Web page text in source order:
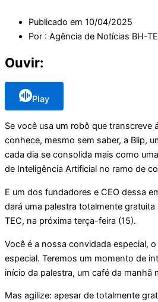
Publicado em 10/04/2025
Por : Agência de Notícias BH-
Ouvir:
Play
Se você usa um robô que transcreve
conhece, mesmo sem saber, a Blip,
cada dia se consolida mais como
de Inteligência Artificial no ramo de
E um dos fundadores e CEO dessa
dará uma palestra totalmente
TEC, na próxima terça-feira (15).
Você é a nossa convidada especial,
especial. Teremos um momento de
início da palestra, um café da manhã
Mas agilize: apesar de totalmente